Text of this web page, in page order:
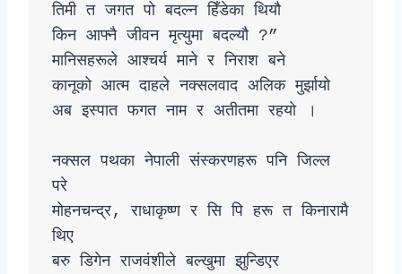
तिमी त जगत पो बदल्न हिँडेका थियौ
किन आफ्नै जीवन मृत्युमा बदल्यौ ?”
मानिसहरूले आश्चर्य माने र निराश बने
कानूको आत्म दाहले नक्सलवाद अलिक मुर्झायो
अब इस्पात फगत नाम र अतीतमा रहयो ।
नक्सल पथका नेपाली संस्करणहरू पनि जिल्ल
परे
मोहनचन्द्र‚ राधाकृष्ण र सि पि हरू त किनारामै
थिए
बरु डिगेन राजवंशीले बल्खुमा झुन्डिएर